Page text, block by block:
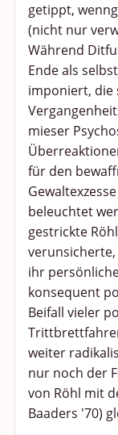
getippt,
(nicht nur
Während
Ende als
imponiert, die
mieser
für den
beleuchtet
gestrickte
ihr
konsequent
Beifall vieler
weiter
nur noch der
von Röhl mit
Baaders '70)